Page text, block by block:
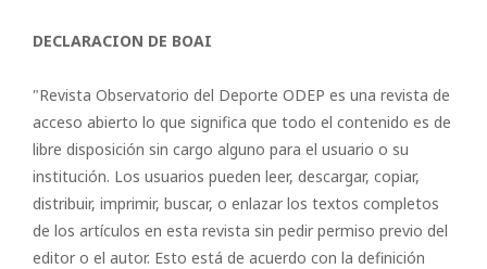
DECLARACION DE BOAI
"Revista Observatorio del Deporte ODEP es una revista de
acceso abierto lo que significa que todo el contenido es de
libre disposición sin cargo alguno para el usuario o su
institución. Los usuarios pueden leer, descargar, copiar,
distribuir, imprimir, buscar, o enlazar los textos completos
de los artículos en esta revista sin pedir permiso previo del
editor o el autor. Esto está de acuerdo con la definición